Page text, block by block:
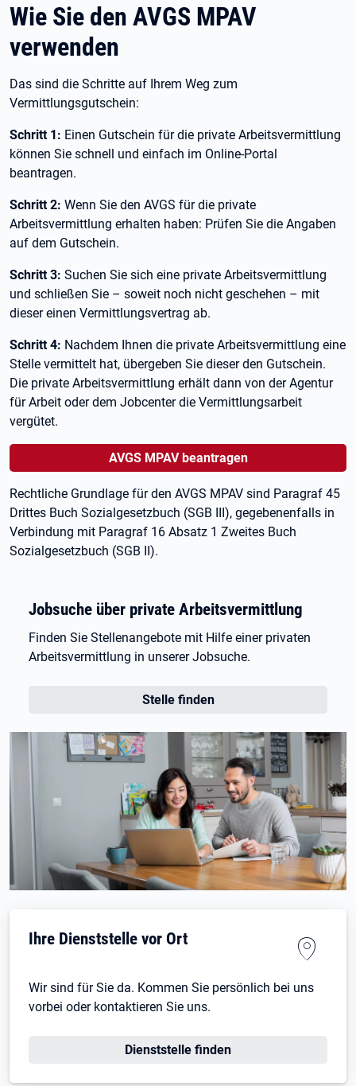
Wie Sie den AVGS MPAV
verwenden
Das sind die Schritte auf Ihrem Weg zum
Vermittlungsgutschein:
Schritt 1: Einen Gutschein für die private Arbeitsvermittlung
können Sie schnell und einfach im Online-Portal
beantragen.
Schritt 2: Wenn Sie den AVGS für die private
Arbeitsvermittlung erhalten haben: Prüfen Sie die Angaben
auf dem Gutschein.
Schritt 3: Suchen Sie sich eine private Arbeitsvermittlung
und schließen Sie – soweit noch nicht geschehen – mit
dieser einen Vermittlungsvertrag ab.
Schritt 4: Nachdem Ihnen die private Arbeitsvermittlung eine
Stelle vermittelt hat, übergeben Sie dieser den Gutschein.
Die private Arbeitsvermittlung erhält dann von der Agentur
für Arbeit oder dem Jobcenter die Vermittlungsarbeit
vergütet.
AVGS MPAV beantragen
Rechtliche Grundlage für den AVGS MPAV sind Paragraf 45
Drittes Buch Sozialgesetzbuch (SGB III), gegebenenfalls in
Verbindung mit Paragraf 16 Absatz 1 Zweites Buch
Sozialgesetzbuch (SGB II).
Jobsuche über private Arbeitsvermittlung
Finden Sie Stellenangebote mit Hilfe einer privaten
Arbeitsvermittlung in unserer Jobsuche.
Öffnet in neuem Tab
Stelle finden
Ihre Dienststelle vor Ort
Wir sind für Sie da. Kommen Sie persönlich bei uns
vorbei oder kontaktieren Sie uns.
Dienststelle finden